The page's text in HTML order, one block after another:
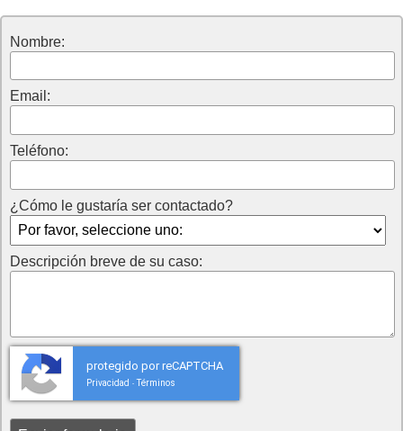
Nombre:
Email:
Teléfono:
¿Cómo le gustaría ser contactado?
Descripción breve de su caso:
protegido por reCAPTCHA
Privacidad - Términos